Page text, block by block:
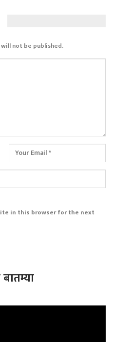
not be published.
in this browser for the next